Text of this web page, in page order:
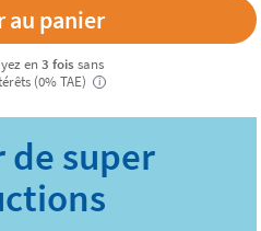
en3 foissans
(0% TAE)
i